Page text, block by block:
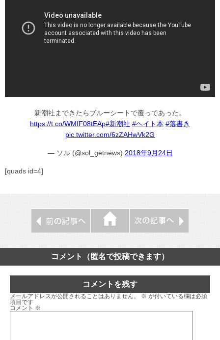
新潮社まできたらブルーシートで覆ってあった。
https://t.co/WMIF08tEAp#新潮社 #ヘイト本 #落書き
pic.twitter.com/6zZAHwVk2G
— ソル (@sol_getnews) 2018年9月24日
[quads id=4]
コメント（匿名で投稿できます）
コメントを残す
メールアドレスが公開されることはありません。 ※ が付いている欄は必須
項目です
コメント ※